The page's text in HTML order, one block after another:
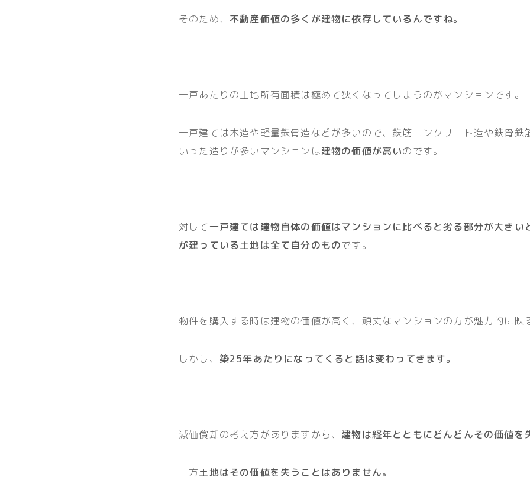
そのため、 不動産価値の多くが建物に依存しているんですね。
一戸あたりの土地所有面積は極めて狭くなってしまうのがマンションです。
一戸建ては木造や軽量鉄骨造などが多いので、鉄筋コンクリート造や鉄骨鉄
いった造りが多いマンションは建物の価値が高いのです。
対して一戸建ては建物自体の価値はマンションに比べると劣る部分が大きい
が建っている土地は全て自分のものです。
物件を購入する時は建物の価値が高く、頑丈なマンションの方が魅力的に映
しかし、 築25年あたりになってくると話は変わってきます。
減価償却の考え方がありますから、 建物は経年とともにどんどんその価値を
一方土地はその価値を失うことはありません。